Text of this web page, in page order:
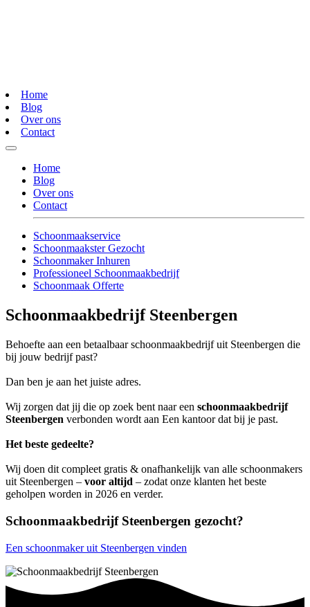
Home
Blog
Over ons
Contact
Home
Blog
Over ons
Contact
Schoonmaakservice
Schoonmaakster Gezocht
Schoonmaker Inhuren
Professioneel Schoonmaakbedrijf
Schoonmaak Offerte
Schoonmaakbedrijf Steenbergen
Behoefte aan een betaalbaar schoonmaakbedrijf uit Steenbergen die
bij jouw bedrijf past?
Dan ben je aan het juiste adres.
Wij zorgen dat jij die op zoek bent naar een schoonmaakbedrijf
Steenbergen verbonden wordt aan Een kantoor dat bij je past.
Het beste gedeelte?
Wij doen dit compleet gratis & onafhankelijk van alle schoonmakers
uit Steenbergen – voor altijd – zodat onze klanten het beste
geholpen worden in 2026 en verder.
Schoonmaakbedrijf Steenbergen gezocht?
Een schoonmaker uit Steenbergen vinden